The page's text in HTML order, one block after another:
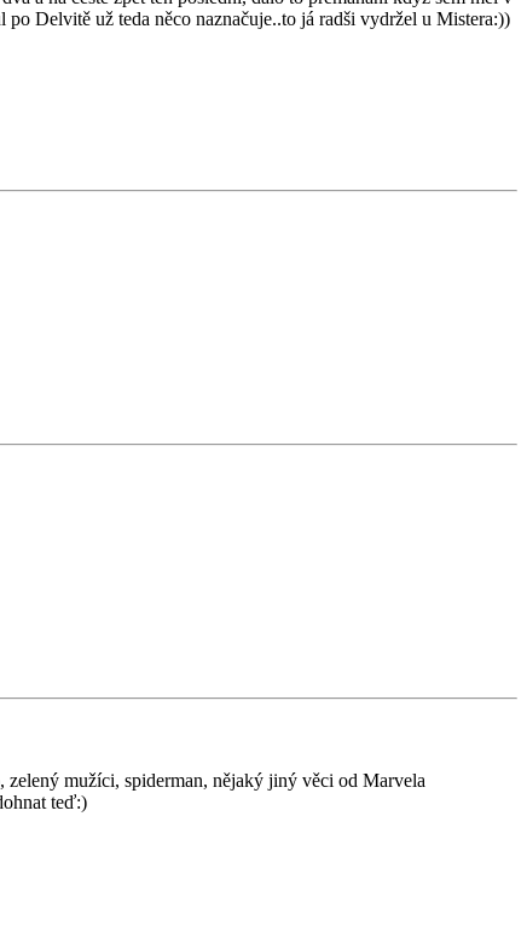
po Delvitě už teda něco naznačuje..to já radši vydržel u Mistera:))
mužíci, spiderman, nějaký jiný věci od Marvela
teď:)